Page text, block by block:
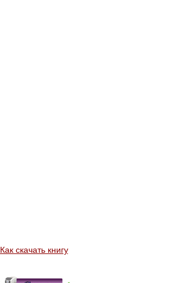
Как скачать книгу